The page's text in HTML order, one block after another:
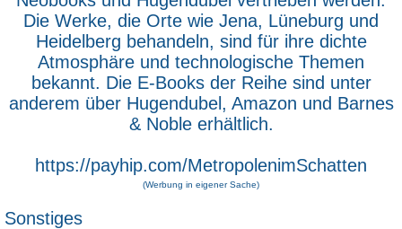
Die Werke, die Orte wie Jena, Lüneburg und
Heidelberg behandeln, sind für ihre dichte
Atmosphäre und technologische Themen
bekannt. Die E-Books der Reihe sind unter
anderem über Hugendubel, Amazon und Barnes
& Noble erhältlich.
https://payhip.com/MetropolenimSchatten
(Werbung in eigener Sache)
Sonstiges